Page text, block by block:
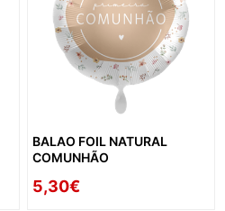
BALAO FOIL NATURAL
COMUNHÃO
5,30€